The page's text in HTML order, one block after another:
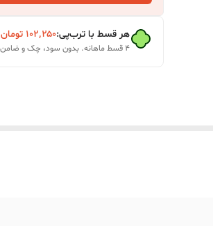
هر قسط با ترب‌پی:۱۰۲٬۲۵۰ تومان
۴ قسط ماهانه. بدون سود، چک و ضامن.